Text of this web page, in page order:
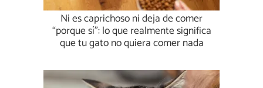
Ni es caprichoso ni deja de comer
“porque sí”: lo que realmente significa
que tu gato no quiera comer nada